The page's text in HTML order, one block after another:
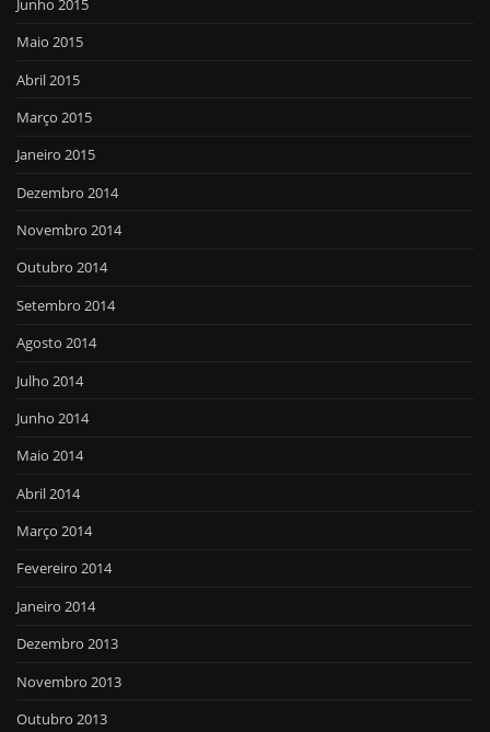
Junho 2015
Maio 2015
Abril 2015
Março 2015
Janeiro 2015
Dezembro 2014
Novembro 2014
Outubro 2014
Setembro 2014
Agosto 2014
Julho 2014
Junho 2014
Maio 2014
Abril 2014
Março 2014
Fevereiro 2014
Janeiro 2014
Dezembro 2013
Novembro 2013
Outubro 2013